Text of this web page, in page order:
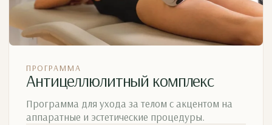
ПРОГРАММА
Антицеллюлитный комплекс
Программа для ухода за телом с акцентом на
аппаратные и эстетические процедуры.